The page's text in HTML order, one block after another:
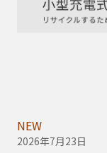
NEW
2026年7月23日